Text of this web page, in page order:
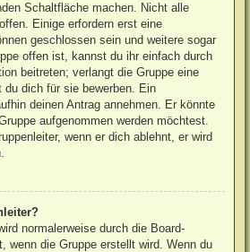
Schaltfläche machen. Nicht alle
Einige erfordern erst eine
geschlossen sein und weitere sogar
offen ist, kannst du ihr einfach durch
beitreten; verlangt die Gruppe eine
du dich für sie bewerben. Ein
deinen Antrag annehmen. Er könnte
aufgenommen werden möchtest.
wenn er dich ablehnt, er wird
normalerweise durch die Board-
wenn die Gruppe erstellt wird. Wenn du